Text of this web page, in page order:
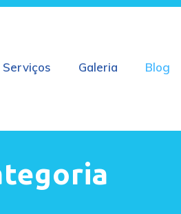
Serviços Galeria Blog